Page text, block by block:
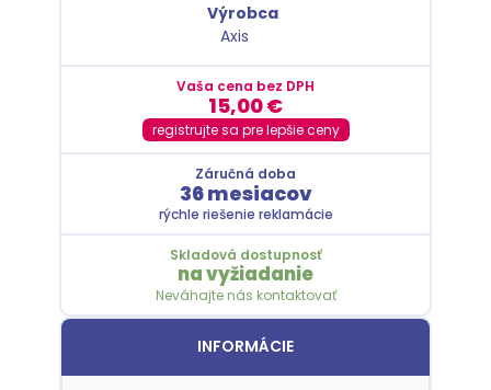
Výrobca
Axis
Vaša cena bez DPH
15,00€
registrujte sa pre lepšie ceny
Záručná doba
36 mesiacov
rýchle riešenie reklamácie
Skladová dostupnosť
na vyžiadanie
Neváhajte nás kontaktovať
INFORMÁCIE